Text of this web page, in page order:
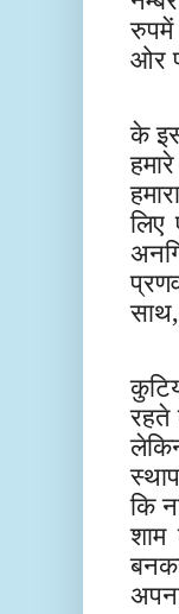
रुपमें
ओर
के
लिए
रहते
कि
शाम